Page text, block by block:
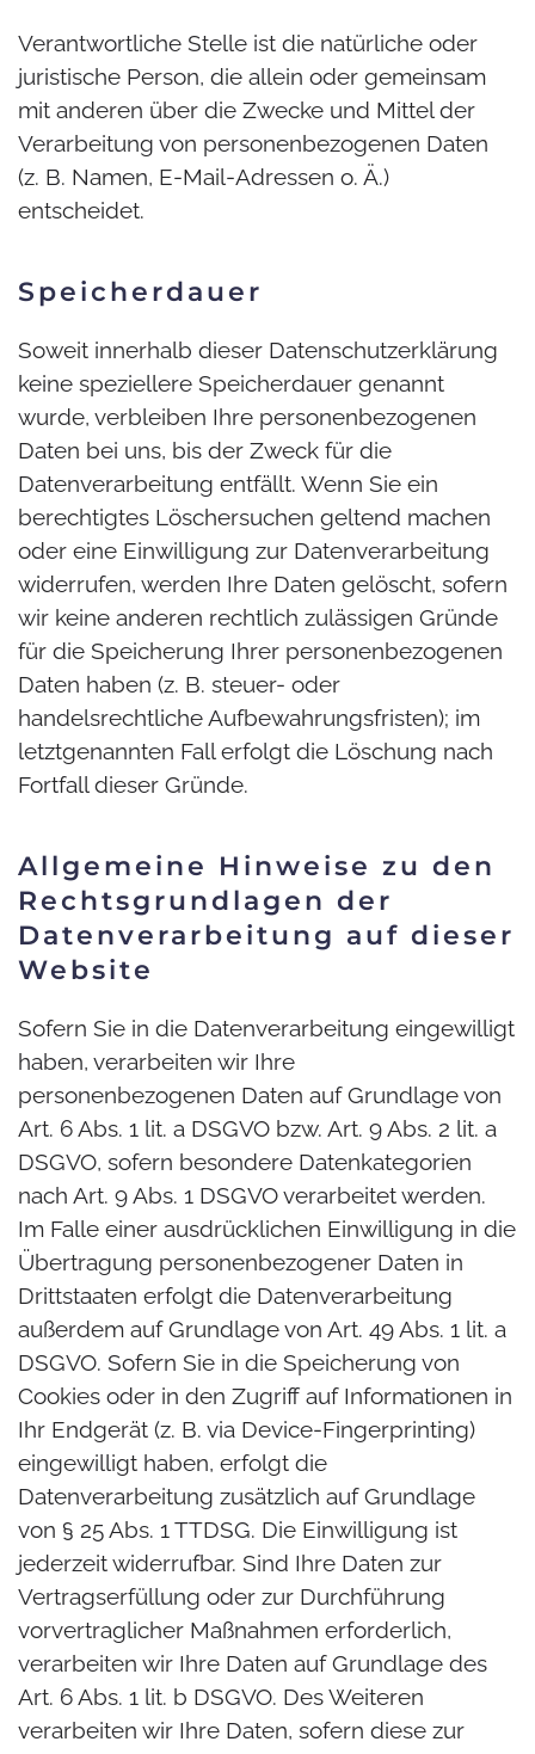
Verantwortliche Stelle ist die natürliche oder
juristische Person, die allein oder gemeinsam
mit anderen über die Zwecke und Mittel der
Verarbeitung von personenbezogenen Daten
(z. B. Namen, E-Mail-Adressen o. Ä.)
entscheidet.
Speicherdauer
Soweit innerhalb dieser Datenschutzerklärung
keine speziellere Speicherdauer genannt
wurde, verbleiben Ihre personenbezogenen
Daten bei uns, bis der Zweck für die
Datenverarbeitung entfällt. Wenn Sie ein
berechtigtes Löschersuchen geltend machen
oder eine Einwilligung zur Datenverarbeitung
widerrufen, werden Ihre Daten gelöscht, sofern
wir keine anderen rechtlich zulässigen Gründe
für die Speicherung Ihrer personenbezogenen
Daten haben (z. B. steuer- oder
handelsrechtliche Aufbewahrungsfristen); im
letztgenannten Fall erfolgt die Löschung nach
Fortfall dieser Gründe.
Allgemeine Hinweise zu den
Rechtsgrundlagen der
Datenverarbeitung auf dieser
Website
Sofern Sie in die Datenverarbeitung eingewilligt
haben, verarbeiten wir Ihre
personenbezogenen Daten auf Grundlage von
Art. 6 Abs. 1 lit. a DSGVO bzw. Art. 9 Abs. 2 lit. a
DSGVO, sofern besondere Datenkategorien
nach Art. 9 Abs. 1 DSGVO verarbeitet werden.
Im Falle einer ausdrücklichen Einwilligung in die
Übertragung personenbezogener Daten in
Drittstaaten erfolgt die Datenverarbeitung
außerdem auf Grundlage von Art. 49 Abs. 1 lit. a
DSGVO. Sofern Sie in die Speicherung von
Cookies oder in den Zugriff auf Informationen in
Ihr Endgerät (z. B. via Device-Fingerprinting)
eingewilligt haben, erfolgt die
Datenverarbeitung zusätzlich auf Grundlage
von § 25 Abs. 1 TTDSG. Die Einwilligung ist
jederzeit widerrufbar. Sind Ihre Daten zur
Vertragserfüllung oder zur Durchführung
vorvertraglicher Maßnahmen erforderlich,
verarbeiten wir Ihre Daten auf Grundlage des
Art. 6 Abs. 1 lit. b DSGVO. Des Weiteren
verarbeiten wir Ihre Daten, sofern diese zur